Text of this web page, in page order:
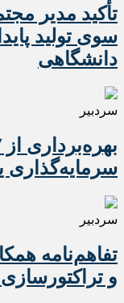
تأکید مدیر
سوی تولید
دانشگاهی
سردبیر
سردبیر
تفاهم‌نامه
و